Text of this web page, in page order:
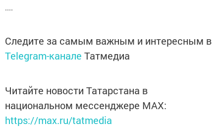
....
Следите за самым важным и интересным в
Telegram-канале Татмедиа
Читайте новости Татарстана в
национальном мессенджере MАХ:
https://max.ru/tatmedia